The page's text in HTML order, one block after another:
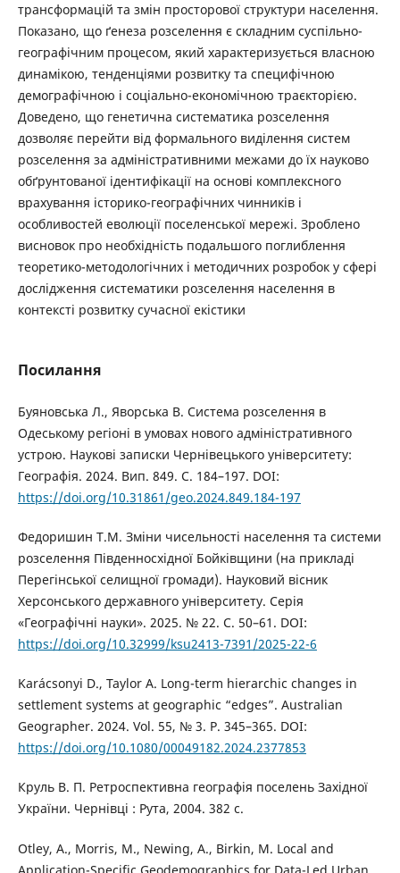
трансформацій та змін просторової структури населення.
Показано, що ґенеза розселення є складним суспільно-
географічним процесом, який характеризується власною
динамікою, тенденціями розвитку та специфічною
демографічною і соціально-економічною траєкторією.
Доведено, що генетична систематика розселення
дозволяє перейти від формального виділення систем
розселення за адміністративними межами до їх науково
обґрунтованої ідентифікації на основі комплексного
врахування історико-географічних чинників і
особливостей еволюції поселенської мережі. Зроблено
висновок про необхідність подальшого поглиблення
теоретико-методологічних і методичних розробок у сфері
дослідження систематики розселення населення в
контексті розвитку сучасної екістики
Посилання
Буяновська Л., Яворська В. Система розселення в
Одеському регіоні в умовах нового адміністративного
устрою. Наукові записки Чернівецького університету:
Географія. 2024. Вип. 849. С. 184–197. DOI:
https://doi.org/10.31861/geo.2024.849.184-197
Федоришин Т.М. Зміни чисельності населення та системи
розселення Південносхідної Бойківщини (на прикладі
Перегінської селищної громади). Науковий вісник
Херсонського державного університету. Серія
«Географічні науки». 2025. № 22. С. 50–61. DOI:
https://doi.org/10.32999/ksu2413-7391/2025-22-6
Karácsonyi D., Taylor A. Long-term hierarchic changes in
settlement systems at geographic “edges”. Australian
Geographer. 2024. Vol. 55, № 3. P. 345–365. DOI:
https://doi.org/10.1080/00049182.2024.2377853
Круль В. П. Ретроспективна географія поселень Західної
України. Чернівці : Рута, 2004. 382 с.
Otley, A., Morris, M., Newing, A., Birkin, M. Local and
Application-Specific Geodemographics for Data-Led Urban